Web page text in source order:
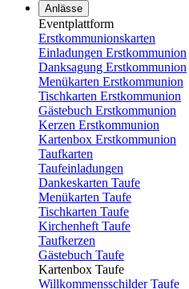
Anlässe
Eventplattform
Erstkommunionskarten
Einladungen Erstkommunion
Danksagung Erstkommunion
Menükarten Erstkommunion
Tischkarten Erstkommunion
Gästebuch Erstkommunion
Kerzen Erstkommunion
Kartenbox Erstkommunion
Taufkarten
Taufeinladungen
Dankeskarten Taufe
Menükarten Taufe
Tischkarten Taufe
Kirchenheft Taufe
Taufkerzen
Gästebuch Taufe
Kartenbox Taufe
Willkommensschilder Taufe